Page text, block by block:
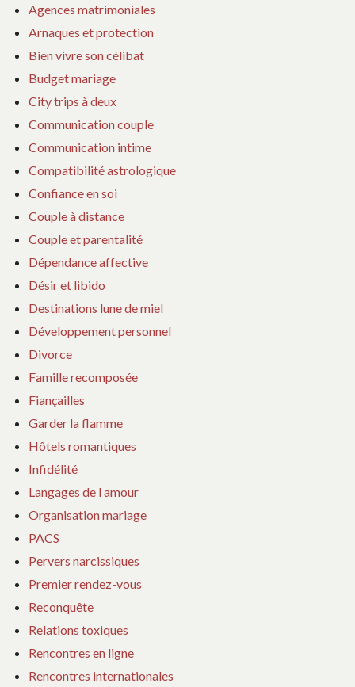
Agences matrimoniales
Arnaques et protection
Bien vivre son célibat
Budget mariage
City trips à deux
Communication couple
Communication intime
Compatibilité astrologique
Confiance en soi
Couple à distance
Couple et parentalité
Dépendance affective
Désir et libido
Destinations lune de miel
Développement personnel
Divorce
Famille recomposée
Fiançailles
Garder la flamme
Hôtels romantiques
Infidélité
Langages de l amour
Organisation mariage
PACS
Pervers narcissiques
Premier rendez-vous
Reconquête
Relations toxiques
Rencontres en ligne
Rencontres internationales